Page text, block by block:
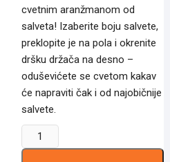
cvetnim aranžmanom od
salveta! Izaberite boju salvete,
preklopite je na pola i okrenite
dršku držača na desno –
oduševićete se cvetom kakav
će napraviti čak i od najobičnije
salvete.
držača